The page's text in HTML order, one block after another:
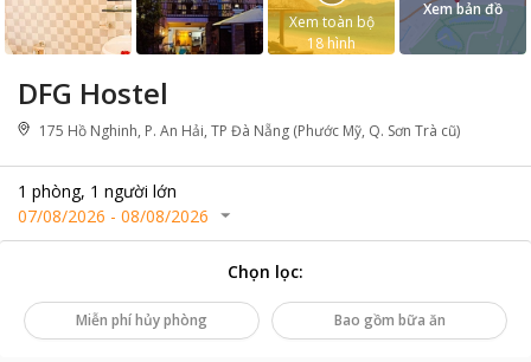
DFG Hostel
175 Hồ Nghinh, P. An Hải, TP Đà Nẵng (Phước Mỹ, Q. Sơn Trà cũ)
1 phòng, 1 người lớn
07/08/2026 - 08/08/2026
Xem toàn bộ
18hình
Xem bản đồ
Chọn lọc:
Miễn phí hủy phòng Bao gồm bữa ăn